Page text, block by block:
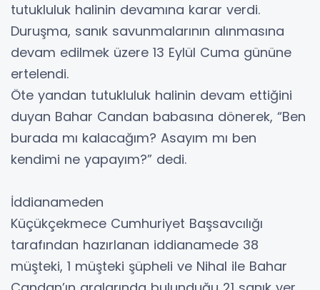
tutukluluk halinin devamına karar verdi.
Duruşma, sanık savunmalarının alınmasına
devam edilmek üzere 13 Eylül Cuma gününe
ertelendi.
Öte yandan tutukluluk halinin devam ettiğini
duyan Bahar Candan babasına dönerek, “Ben
burada mı kalacağım? Asayım mı ben
kendimi ne yapayım?” dedi.
İddianameden
Küçükçekmece Cumhuriyet Başsavcılığı
tarafından hazırlanan iddianamede 38
müşteki, 1 müşteki şüpheli ve Nihal ile Bahar